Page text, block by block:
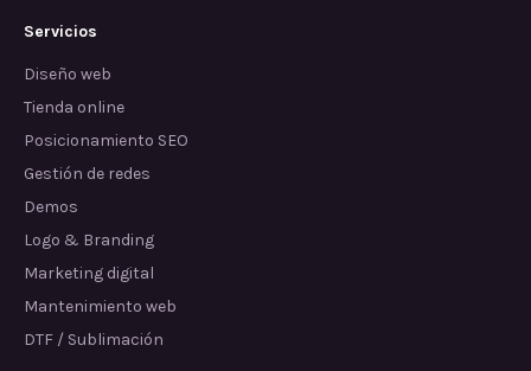
Servicios
Diseño web
Tienda online
Posicionamiento SEO
Gestión de redes
Demos
Logo & Branding
Marketing digital
Mantenimiento web
DTF / Sublimación